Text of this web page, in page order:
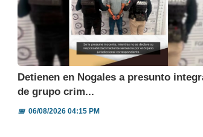
Detienen en Nogales a presunto
de grupo crim...
📅06/08/2026 04:15 PM